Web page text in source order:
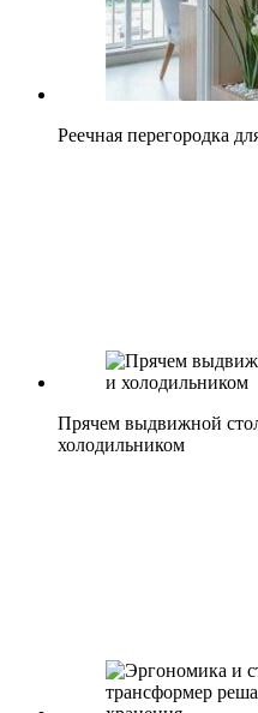
Реечная перегородка
Прячем выдвижной
холодильником